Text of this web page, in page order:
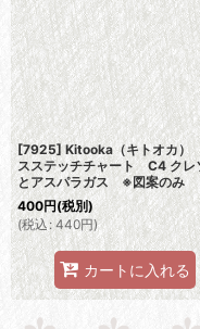
[7925] Kitooka（キトオカ）
スステッチチャート C4 クレ
とアスパラガス ※図案のみ
400円(税別)
(税込: 440円)
カートに入れる